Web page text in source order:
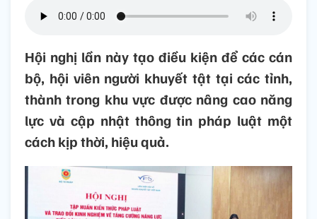
Hội nghị lần này tạo điều kiện để các cán
bộ, hội viên người khuyết tật tại các tỉnh,
thành trong khu vực được nâng cao năng
lực và cập nhật thông tin pháp luật một
cách kịp thời, hiệu quả.